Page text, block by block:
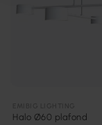
Halo Ø60 plafond